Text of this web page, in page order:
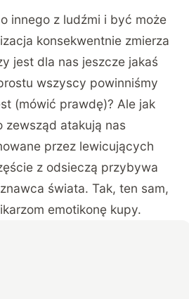
innego z ludźmi i być może
konsekwentnie zmierza
jest dla nas jeszcze jakaś
wszyscy powinniśmy
(mówić prawdę)? Ale jak
zewsząd atakują nas
przez lewicujących
z odsieczą przybywa
świata. Tak, ten sam,
emotikonę kupy.